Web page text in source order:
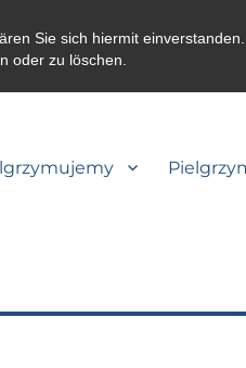
Sie sich hiermit
oder zu löschen.